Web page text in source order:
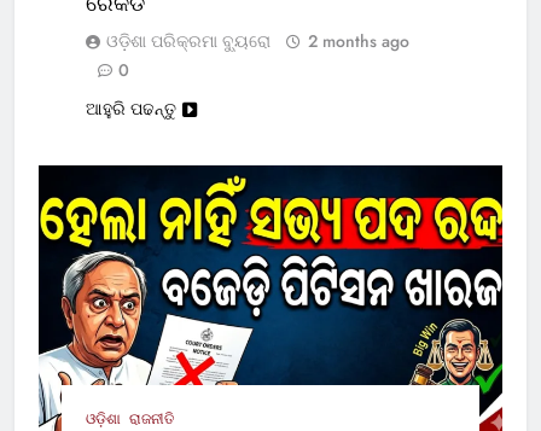
ଓଡ଼ିଶା ପରିକ୍ରମା ବ୍ୟୁରୋ
2 months ago
0
ଆହୁରି ପଢନ୍ତୁ
ଓଡ଼ିଶା ରାଜନୀତି